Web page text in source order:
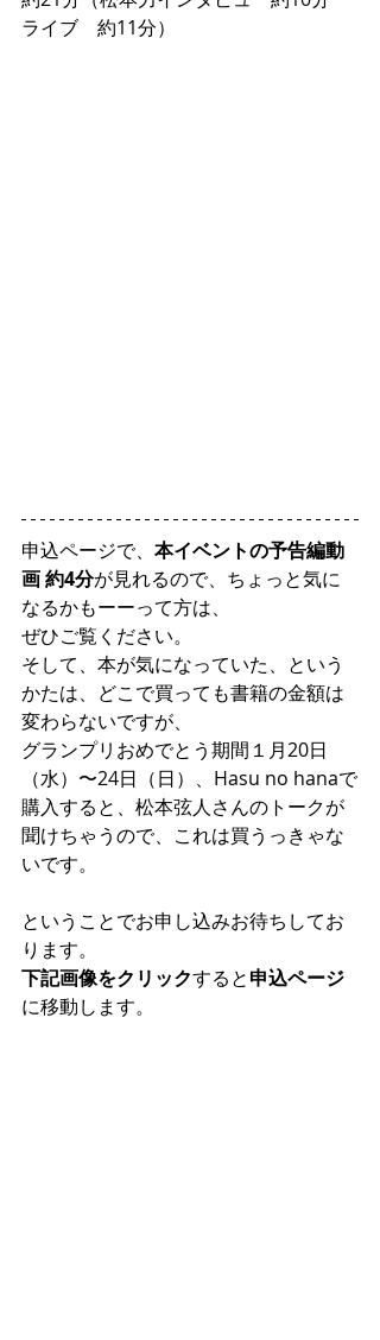
ライブ　約11分）
申込ページで、 本イベントの予告編動
画 約4分が見れるので、ちょっと気に
なるかもーーって方は、
ぜひご覧ください。
そして、本が気になっていた、という
かたは、どこで買っても書籍の金額は
変わらないですが、
グランプリおめでとう期間１月20日
（水）〜24日（日）、Hasu no hanaで
購入すると、松本弦人さんのトークが
聞けちゃうので、これは買うっきゃな
いです。
ということでお申し込みお待ちしてお
ります。
下記画像をクリックすると申込ページ
に移動します。